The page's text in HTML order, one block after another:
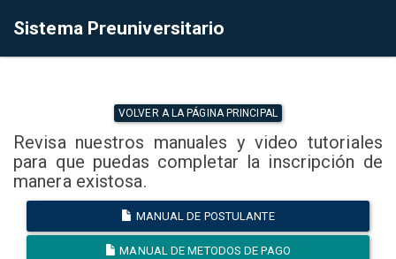
Sistema Preuniversitario
VOLVER A LA PÁGINA PRINCIPAL
Revisa nuestros manuales y video tutoriales
para que puedas completar la inscripción de
manera existosa.
MANUAL DE POSTULANTE
MANUAL DE METODOS DE PAGO